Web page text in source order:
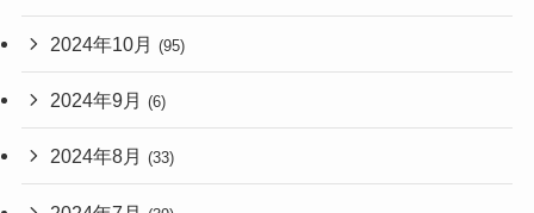
2024年10月 (95)
2024年9月 (6)
2024年8月 (33)